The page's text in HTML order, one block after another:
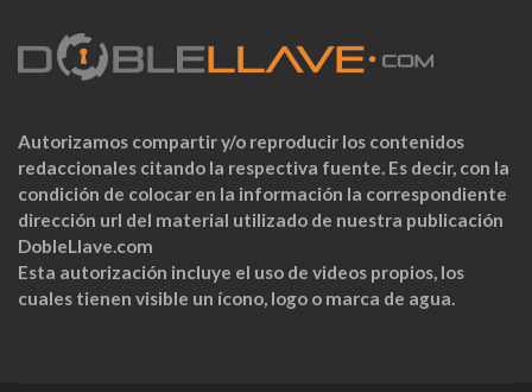
Autorizamos compartir y/o reproducir los contenidos
redaccionales citando la respectiva fuente. Es decir, con la
condición de colocar en la información la correspondiente
dirección url del material utilizado de nuestra publicación
DobleLlave.com
Esta autorización incluye el uso de videos propios, los
cuales tienen visible un ícono, logo o marca de agua.